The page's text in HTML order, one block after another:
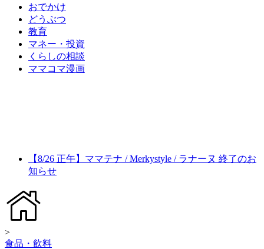
おでかけ
どうぶつ
教育
マネー・投資
くらしの相談
ママコマ漫画
【8/26 正午】ママテナ / Merkystyle / ラナーヌ 終了のお
知らせ
>
食品・飲料